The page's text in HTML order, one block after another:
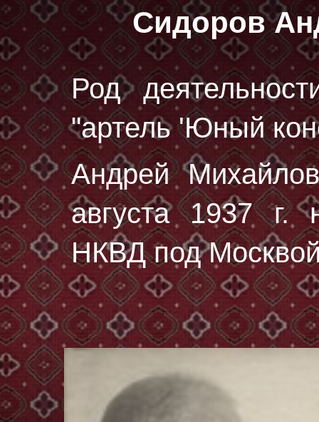
Сидоров
Род
"артель 'Юный
Андрей
августа 1937 г.
НКВД под